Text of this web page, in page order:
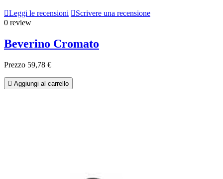
Leggi le recensioni Scrivere una recensione
0 review
Beverino Cromato
Prezzo 59,78 €
 Aggiungi al carrello